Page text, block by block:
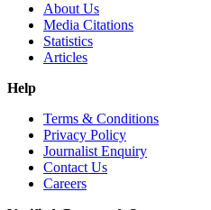
About Us
Media Citations
Statistics
Articles
Help
Terms & Conditions
Privacy Policy
Journalist Enquiry
Contact Us
Careers